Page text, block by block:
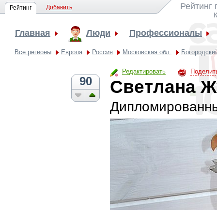
Рейтинг Добавить
Рейтинг
Главная
Люди Профессионалы
Все регионы Европа Россия Московская обл.
Редактировать
90 Светлана